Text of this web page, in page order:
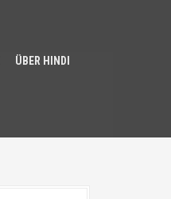
ÜBER HINDI